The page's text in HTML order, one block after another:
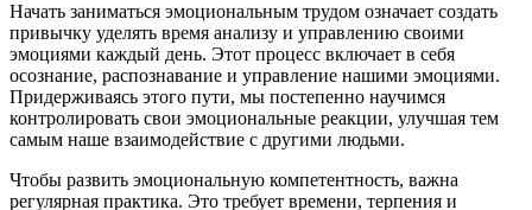
Начать заниматься эмоциональным трудом означает создать
привычку уделять время анализу и управлению своими
эмоциями каждый день. Этот процесс включает в себя
осознание, распознавание и управление нашими эмоциями.
Придерживаясь этого пути, мы постепенно научимся
контролировать свои эмоциональные реакции, улучшая тем
самым наше взаимодействие с другими людьми.
Чтобы развить эмоциональную компетентность, важна
регулярная практика. Это требует времени, терпения и